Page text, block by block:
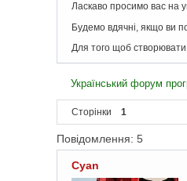
Ласкаво просимо вас на
Будемо вдячні, якщо ви
Для того щоб
Український форум
Сторінки 1
Повідомлення: 5
Cyan